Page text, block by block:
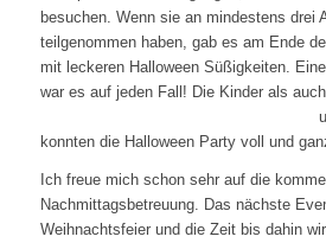
besuchen. Wenn sie an mindestens drei
teilgenommen haben, gab es am Ende
mit leckeren Halloween Süßigkeiten.
war es auf jeden Fall! Die Kinder als
konnten die Halloween Party voll und
Ich freue mich schon sehr auf die
Nachmittagsbetreuung. Das nächste
Weihnachtsfeier und die Zeit bis dahin